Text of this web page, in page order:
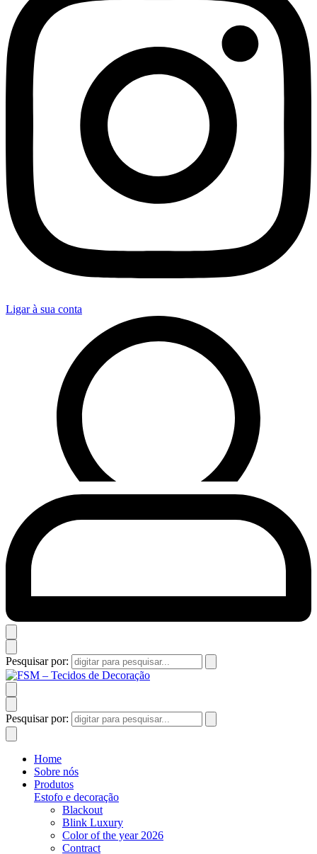
Ligar à sua conta
Pesquisar por:
Pesquisar por:
Home
Sobre nós
Produtos
Estofo e decoração
Blackout
Blink Luxury
Color of the year 2026
Contract